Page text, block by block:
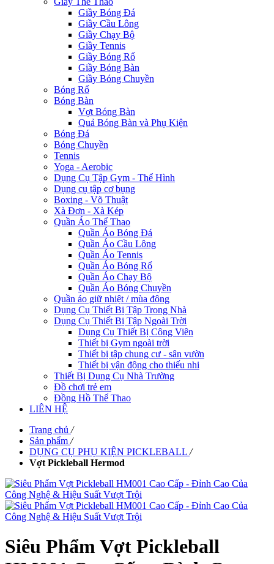
Giầy Bóng Đá
Giầy Cầu Lông
Giầy Chạy Bộ
Giầy Tennis
Giầy Bóng Rổ
Giầy Bóng Bàn
Giầy Bóng Chuyền
Bóng Rổ
Bóng Bàn
Vợt Bóng Bàn
Quả Bóng Bàn và Phụ Kiện
Bóng Đá
Bóng Chuyền
Tennis
Yoga - Aerobic
Dụng Cụ Tập Gym - Thể Hình
Dụng cụ tập cơ bụng
Boxing - Võ Thuật
Xà Đơn - Xà Kép
Quần Áo Thể Thao
Quần Áo Bóng Đá
Quần Áo Cầu Lông
Quần Áo Tennis
Quần Áo Bóng Rổ
Quần Áo Chạy Bộ
Quần Áo Bóng Chuyền
Quần áo giữ nhiệt / mùa đông
Dụng Cụ Thiết Bị Tập Trong Nhà
Dụng Cụ Thiết Bị Tập Ngoài Trời
Dụng Cụ Thiết Bị Công Viên
Thiết bị Gym ngoài trời
Thiết bị tập chung cư - sân vườn
Thiết bị vận động cho thiếu nhi
Thiết Bị Dụng Cụ Nhà Trường
Đồ chơi trẻ em
Đồng Hồ Thể Thao
LIÊN HỆ
Trang chủ /
Sản phẩm /
DỤNG CỤ PHỤ KIỆN PICKLEBALL /
Vợt Pickleball Hermod
Siêu Phẩm Vợt Pickleball